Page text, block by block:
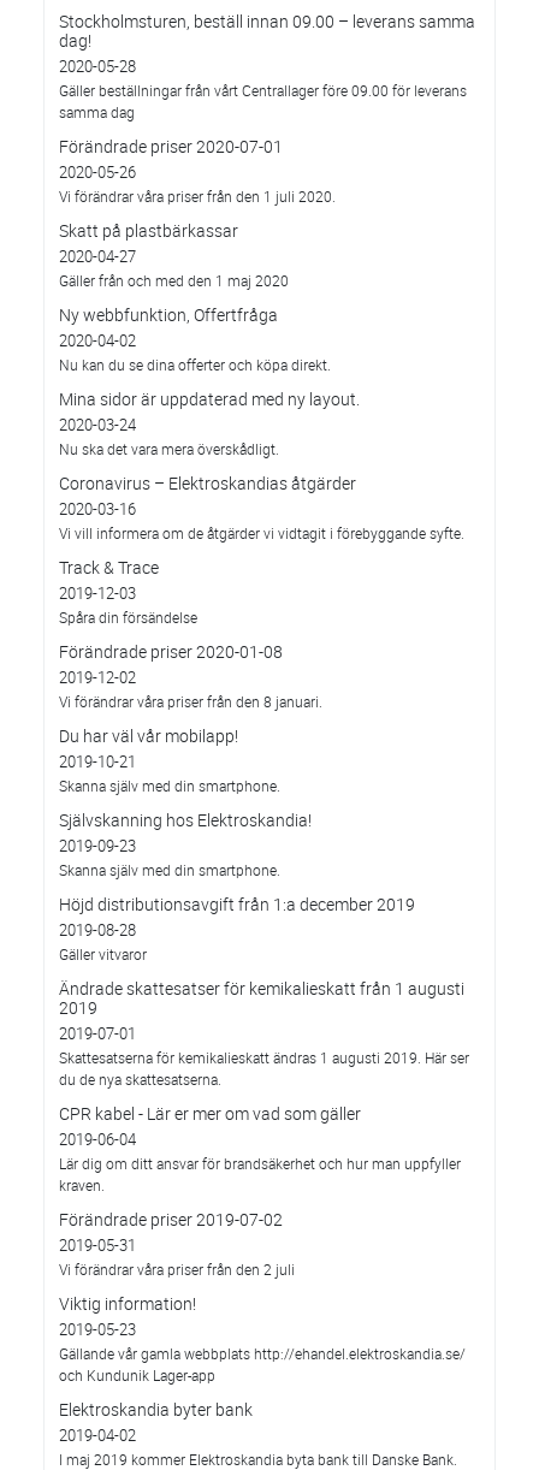
Stockholmsturen, beställ innan 09.00 – leverans samma
dag!
2020-05-28
Gäller beställningar från vårt Centrallager före 09.00 för leverans
samma dag
Förändrade priser 2020-07-01
2020-05-26
Vi förändrar våra priser från den 1 juli 2020.
Skatt på plastbärkassar
2020-04-27
Gäller från och med den 1 maj 2020
Ny webbfunktion, Offertfråga
2020-04-02
Nu kan du se dina offerter och köpa direkt.
Mina sidor är uppdaterad med ny layout.
2020-03-24
Nu ska det vara mera överskådligt.
Coronavirus – Elektroskandias åtgärder
2020-03-16
Vi vill informera om de åtgärder vi vidtagit i förebyggande syfte.
Track & Trace
2019-12-03
Spåra din försändelse
Förändrade priser 2020-01-08
2019-12-02
Vi förändrar våra priser från den 8 januari.
Du har väl vår mobilapp!
2019-10-21
Skanna själv med din smartphone.
Självskanning hos Elektroskandia!
2019-09-23
Skanna själv med din smartphone.
Höjd distributionsavgift från 1:a december 2019
2019-08-28
Gäller vitvaror
Ändrade skattesatser för kemikalieskatt från 1 augusti
2019
2019-07-01
Skattesatserna för kemikalieskatt ändras 1 augusti 2019. Här ser
du de nya skattesatserna.
CPR kabel - Lär er mer om vad som gäller
2019-06-04
Lär dig om ditt ansvar för brandsäkerhet och hur man uppfyller
kraven.
Förändrade priser 2019-07-02
2019-05-31
Vi förändrar våra priser från den 2 juli
Viktig information!
2019-05-23
Gällande vår gamla webbplats http://ehandel.elektroskandia.se/
och Kundunik Lager-app
Elektroskandia byter bank
2019-04-02
I maj 2019 kommer Elektroskandia byta bank till Danske Bank.